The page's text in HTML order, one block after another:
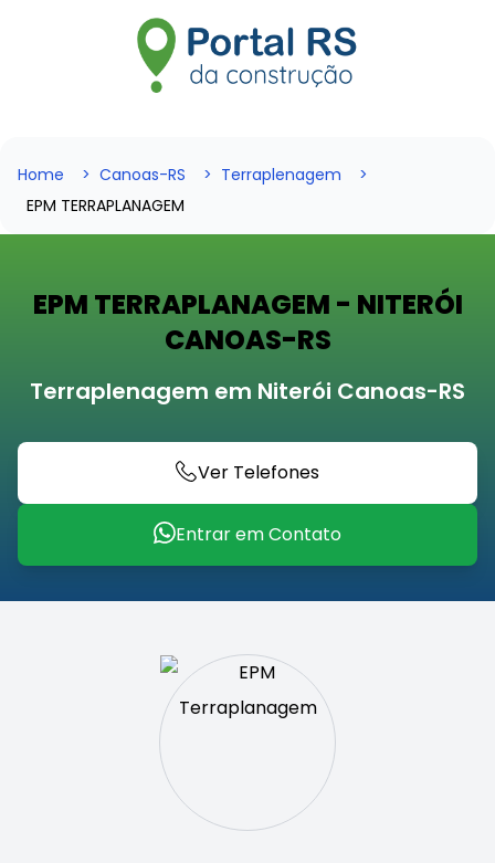
Home Canoas-RS
Terraplenagem
EPM TERRAPLANAGEM
EPM TERRAPLANAGEM - NITERÓI
CANOAS-RS
Terraplenagem em Niterói Canoas-RS
Ver Telefones
Entrar em Contato